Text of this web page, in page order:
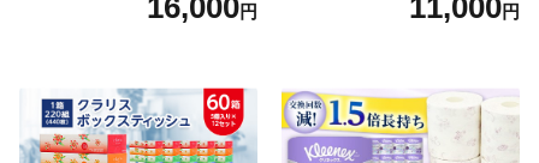
シュ リサイクル 長持 防災 常
倶知安町 日用品
円
用品 消耗品 無香料 生活用品
円